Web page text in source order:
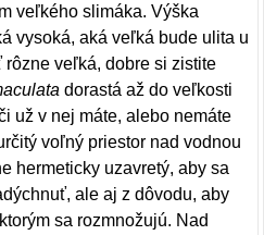
veľkého slimáka. Výška
vysoká, aká veľká bude ulita u
veľká, dobre si zistite
dorastá až do veľkosti
už v nej máte, alebo nemáte
voľný priestor nad vodnou
hermeticky uzavretý, aby sa
ale aj z dôvodu, aby
sa rozmnožujú. Nad